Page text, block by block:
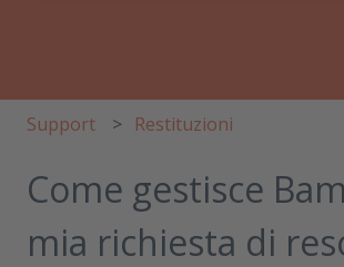
Support Restituzioni
Come gestisce
mia richiesta di